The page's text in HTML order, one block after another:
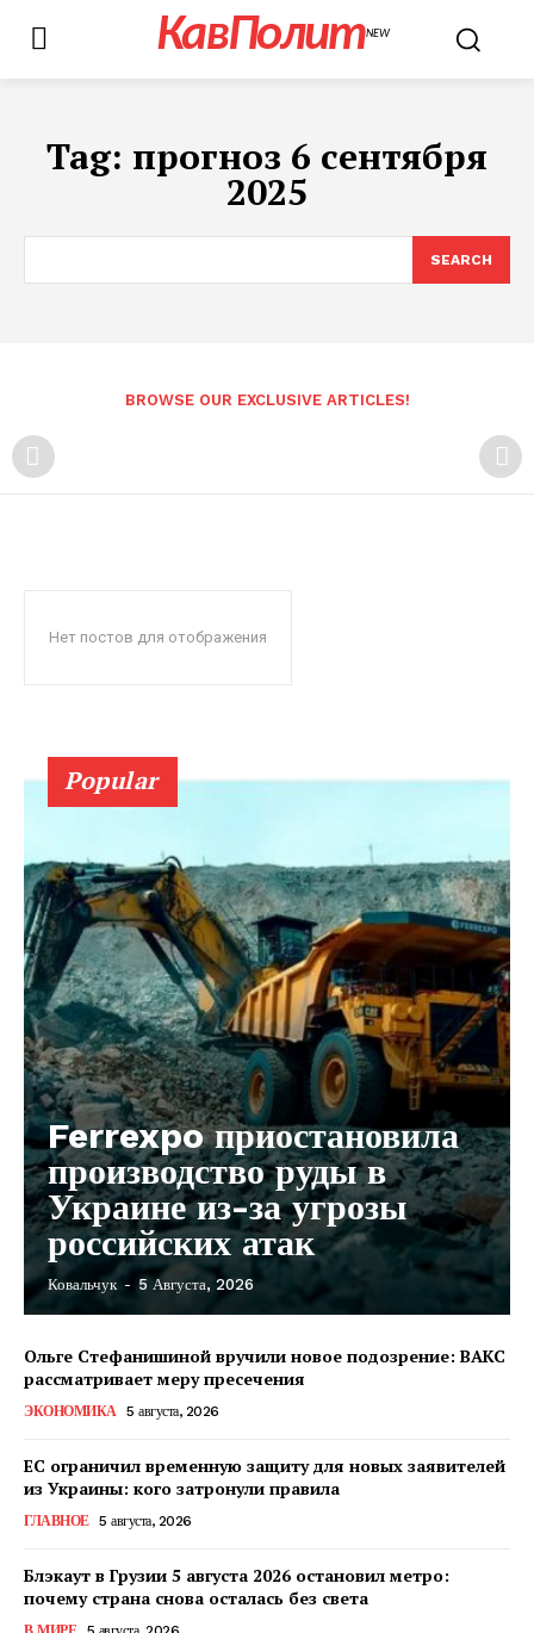
КавПолит
КавПолитNEW
Tag: прогноз 6 сентября
2025
SEARCH
BROWSE OUR EXCLUSIVE ARTICLES!
Нет постов для отображения
Popular
Ferrexpo приостановила
производство руды в
Украине из-за угрозы
российских атак
Ковальчук - 5 Августа, 2026
Ольге Стефанишиной вручили новое подозрение: ВАКС
рассматривает меру пресечения
ЭКОНОМИКА 5 августа, 2026
ЕС ограничил временную защиту для новых заявителей
из Украины: кого затронули правила
ГЛАВНОЕ 5 августа, 2026
Блэкаут в Грузии 5 августа 2026 остановил метро:
почему страна снова осталась без света